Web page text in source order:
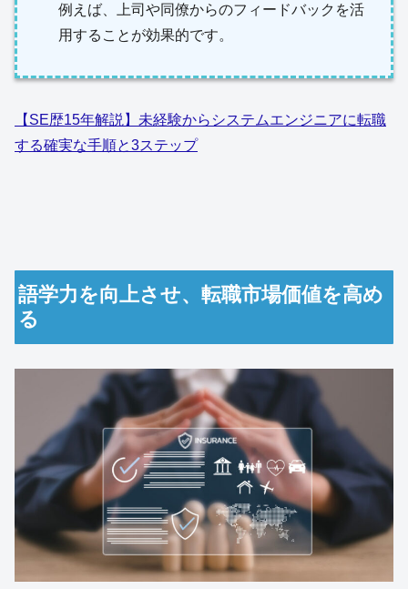
例えば、上司や同僚からのフィードバックを活
用することが効果的です。
【SE歴15年解説】未経験からシステムエンジニアに転職
する確実な手順と3ステップ
語学力を向上させ、転職市場価値を高め
る